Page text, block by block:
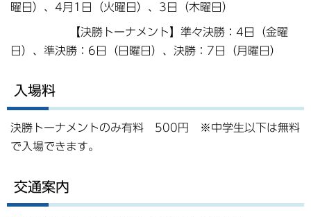
曜日）、4月1日（火曜日）、3日（木曜日）
【決勝トーナメント】準々決勝：4日（金曜
日）、準決勝：6日（日曜日）、決勝：7日（月曜日）
入場料
決勝トーナメントのみ有料 500円 ※中学生以下は無料
で入場できます。
交通案内